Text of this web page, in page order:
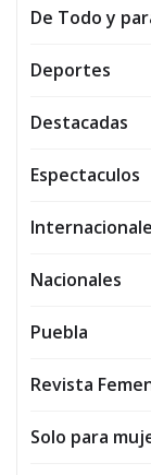
De Todo y
Deportes
Destacadas
Espectaculos
Nacionales
Puebla
Revista
Solo para